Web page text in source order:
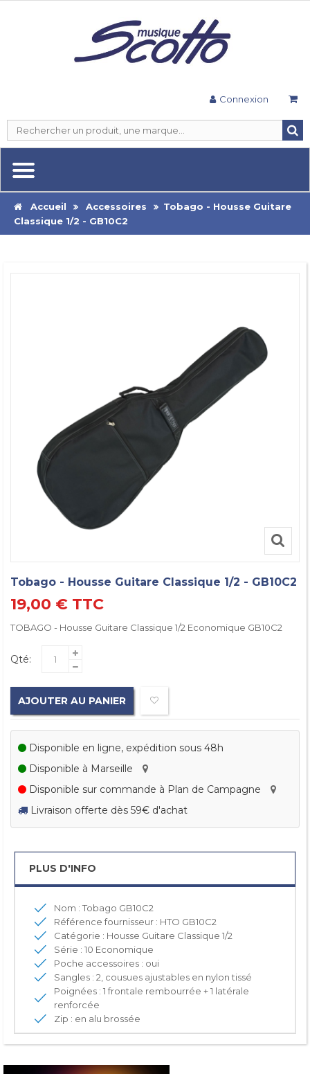
Connexion
Accueil Accessoires
Tobago - Housse Guitare
Classique 1/2 - GB10C2
Tobago - Housse Guitare Classique 1/2 - GB10C2
19,00 € TTC
TOBAGO - Housse Guitare Classique 1/2 Economique GB10C2
Qté:
AJOUTER AU PANIER
Disponible en ligne, expédition sous 48h
Disponible à Marseille
Disponible sur commande à Plan de Campagne
Livraison offerte dès 59€ d'achat
PLUS D'INFO
Nom : Tobago GB10C2
Référence fournisseur : HTO GB10C2
Catégorie : Housse Guitare Classique 1/2
Série : 10 Economique
Poche accessoires : oui
Sangles : 2, cousues ajustables en nylon tissé
Poignées : 1 frontale rembourrée + 1 latérale
renforcée
Zip : en alu brossée